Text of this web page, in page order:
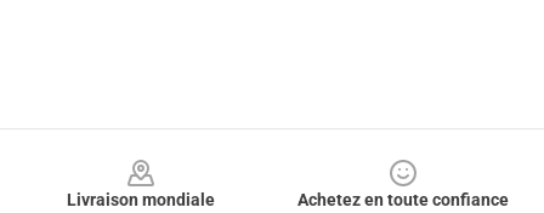
Livraison mondiale
Achetez en toute confiance